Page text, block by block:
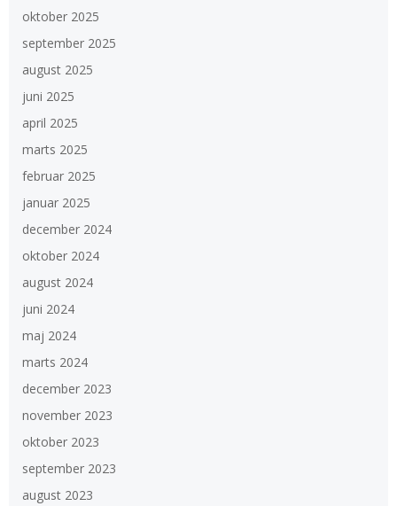
oktober 2025
september 2025
august 2025
juni 2025
april 2025
marts 2025
februar 2025
januar 2025
december 2024
oktober 2024
august 2024
juni 2024
maj 2024
marts 2024
december 2023
november 2023
oktober 2023
september 2023
august 2023